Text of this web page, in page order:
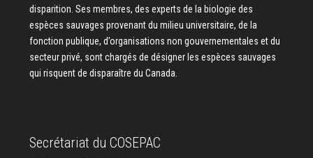
disparition. Ses membres, des experts de la biologie des
espèces sauvages provenant du milieu universitaire, de la
fonction publique, d’organisations non gouvernementales et du
secteur privé, sont chargés de désigner les espèces sauvages
qui risquent de disparaître du Canada.
Secrétariat du COSEPAC